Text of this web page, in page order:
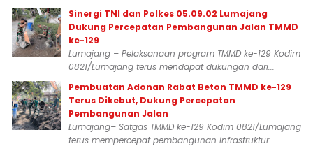
Sinergi TNI dan Polkes 05.09.02 Lumajang
Dukung Percepatan Pembangunan Jalan TMMD
ke-129
Lumajang – Pelaksanaan program TMMD ke-129 Kodim
0821/Lumajang terus mendapat dukungan dari...
Pembuatan Adonan Rabat Beton TMMD ke-129
Terus Dikebut, Dukung Percepatan
Pembangunan Jalan
Lumajang– Satgas TMMD ke-129 Kodim 0821/Lumajang
terus mempercepat pembangunan infrastruktur...